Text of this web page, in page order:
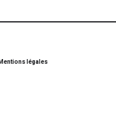
Mentions légales